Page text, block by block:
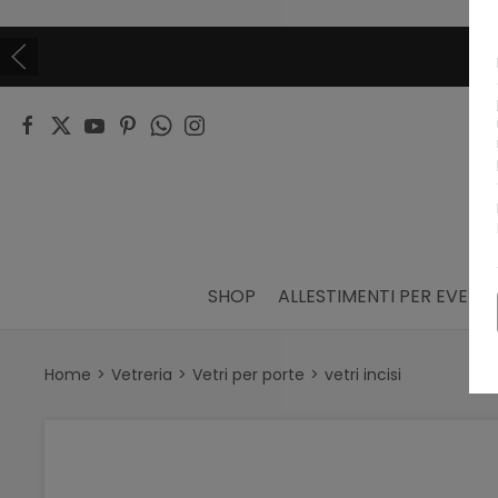
SHOP ALLESTIMENTI PER EVENTI
Home Vetreria Vetri per porte vetri incisi